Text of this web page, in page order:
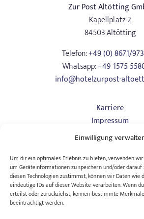
Einwilligung
Um dir ein optimales Erlebnis zu bieten, verwenden
um Geräteinformationen zu speichern und/oder darauf
diesen Technologien zustimmst, können wir Daten wie
eindeutige IDs auf dieser Website verarbeiten. Wenn
erteilst oder zurückziehst, können bestimmte
beeinträchtigt werden.
Zur Post Altötting
Kapellplatz 2
84503 Altötting
Telefon:+49 (0) 8671/
Whatsapp:+49 1575
info@hotelzurpost-
Karriere
Impressum
Datenschutz
AGB Hotel
AGB Tagungen